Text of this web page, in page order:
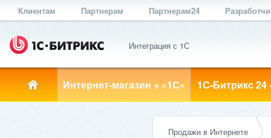
Клиентам Партнерам Партнерам24
Интеграция с 1С
Интернет-магазин + «1С» 1С-Битрикс 24
Продажи в Интернете